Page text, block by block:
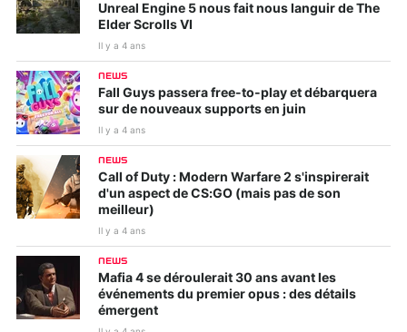
Unreal Engine 5 nous fait nous languir de The
Elder Scrolls VI
Il y a 4 ans
NEWS
Fall Guys passera free-to-play et débarquera
sur de nouveaux supports en juin
Il y a 4 ans
NEWS
Call of Duty : Modern Warfare 2 s'inspirerait
d'un aspect de CS:GO (mais pas de son
meilleur)
Il y a 4 ans
NEWS
Mafia 4 se déroulerait 30 ans avant les
événements du premier opus : des détails
émergent